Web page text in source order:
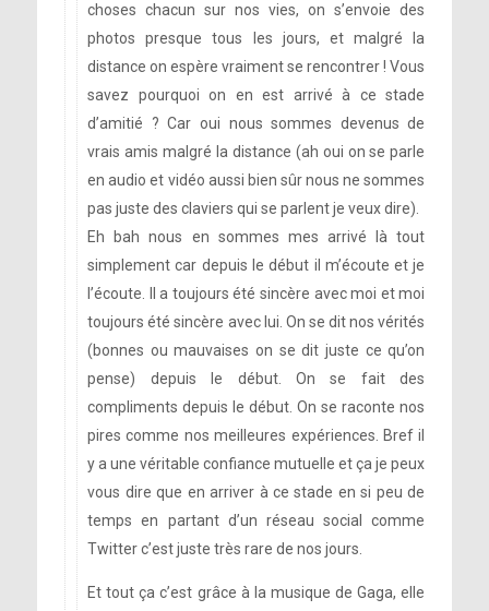
choses chacun sur nos vies, on s’envoie des
photos presque tous les jours, et malgré la
distance on espère vraiment se rencontrer ! Vous
savez pourquoi on en est arrivé à ce stade
d’amitié ? Car oui nous sommes devenus de
vrais amis malgré la distance (ah oui on se parle
en audio et vidéo aussi bien sûr nous ne sommes
pas juste des claviers qui se parlent je veux dire).
Eh bah nous en sommes mes arrivé là tout
simplement car depuis le début il m’écoute et je
l’écoute. Il a toujours été sincère avec moi et moi
toujours été sincère avec lui. On se dit nos vérités
(bonnes ou mauvaises on se dit juste ce qu’on
pense) depuis le début. On se fait des
compliments depuis le début. On se raconte nos
pires comme nos meilleures expériences. Bref il
y a une véritable confiance mutuelle et ça je peux
vous dire que en arriver à ce stade en si peu de
temps en partant d’un réseau social comme
Twitter c’est juste très rare de nos jours.
Et tout ça c’est grâce à la musique de Gaga, elle